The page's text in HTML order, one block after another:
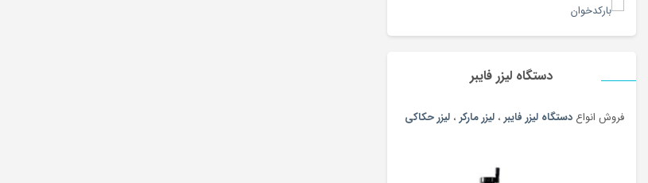
دستگاه لیزر فایبر
فروش انواع دستگاه لیزر فایبر ، لیزر مارکر ، لیزر حکاکی